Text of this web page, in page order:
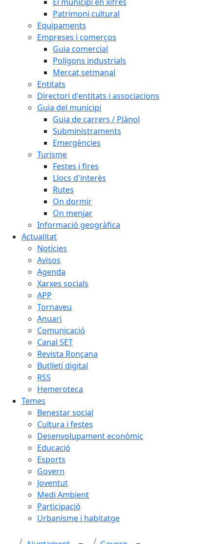
Patrimoni cultural
Equipaments
Empreses i comerços
Guia comercial
Polígons industrials
Mercat setmanal
Entitats
Directori d'entitats i associacions
Guia del municipi
Guia de carrers / Plànol
Subministraments
Emergències
Turisme
Festes i fires
Llocs d'interès
Rutes
On dormir
On menjar
Informació geogràfica
Actualitat
Notícies
Avisos
Agenda
Xarxes socials
APP
Tornaveu
Anuari
Comunicació
Canal SET
Revista Ronçana
Butlletí digital
RSS
Hemeroteca
Temes
Benestar social
Cultura i festes
Desenvolupament econòmic
Educació
Esports
Govern
Joventut
Medi Ambient
Participació
Urbanisme i habitatge